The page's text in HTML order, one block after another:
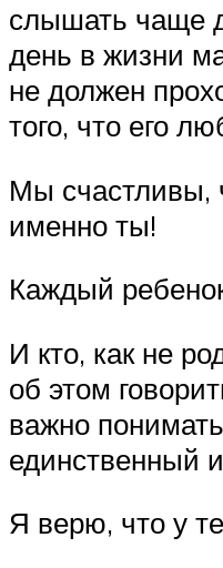
слышать чаще
день в жизни
не должен
того, что его
Мы счастливы,
именно ты!
Каждый
И кто, как не
об этом
важно
единственный
Я верю, что у